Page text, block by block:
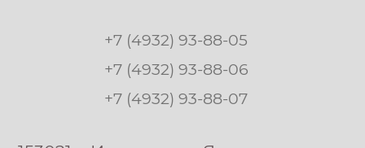
+7 (4932) 93-88-05
+7 (4932) 93-88-06
+7 (4932) 93-88-07